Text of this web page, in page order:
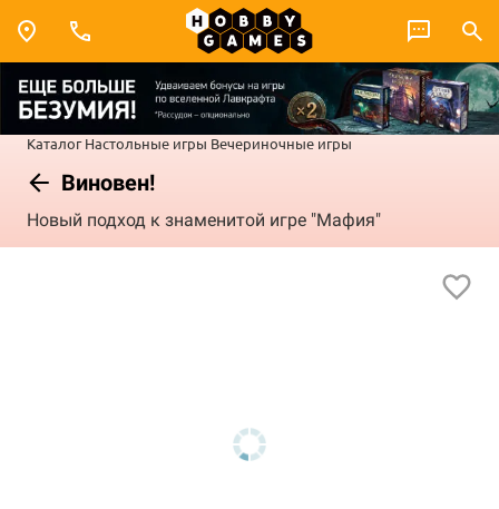
Каталог Настольные игры Вечериночные игры
Виновен!
Новый подход к знаменитой игре "Мафия"